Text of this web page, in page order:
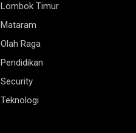
Lombok Timur
Mataram
Olah Raga
Pendidikan
Security
Teknologi